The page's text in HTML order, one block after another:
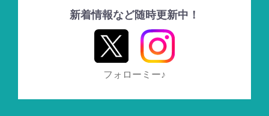
新着情報など随時更新中！
フォローミー♪